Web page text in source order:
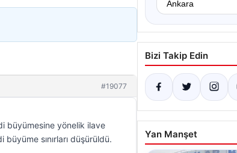
#19077
büyümesine yönelik ilave
sınırları düşürüldü.
Bizi Takip Edin
Yan Manşet